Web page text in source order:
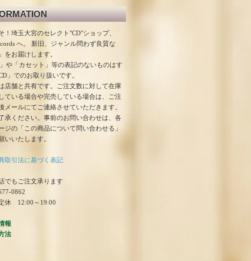
！埼玉大宮のセレクト"CD"ショップ、
へ。 新旧、ジャンル問わず良質な
をお届けします。
」や「カセット」等の表記のないものはす
」でのお取り扱いです。
店舗と共有です。ご注文数に対して在庫
ている場合や完売している場合は、ご注
メールにてご連絡させていただきます。
承ください。事前のお問い合わせは、各
ジの「この商品について問い合わせる」
いいたします。
取引法に基づく表記
でもご注文承ります
0862
休 12:00～19:00
報
法